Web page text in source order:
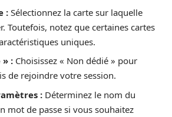
: Sélectionnez la carte sur laquelle
Toutefois, notez que certaines cartes
uniques.
» : Choisissez « Non dédié » pour
de rejoindre votre session.
: Déterminez le nom du
mot de passe si vous souhaitez